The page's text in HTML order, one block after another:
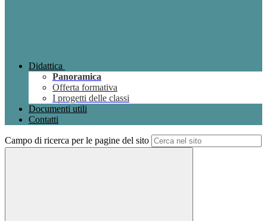
Didattica
Panoramica
Offerta formativa
I progetti delle classi
Documenti utili
Contatti
Campo di ricerca per le pagine del sito